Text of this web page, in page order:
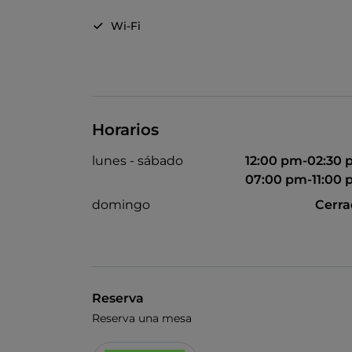
Wi-Fi
Horarios
lunes - sábado
12:00 pm-02:30
07:00 pm-11:00
domingo
Reserva
Reserva una mesa